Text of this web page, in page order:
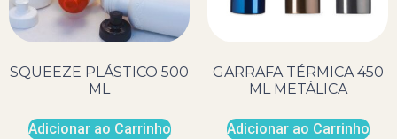
SQUEEZE PLÁSTICO 500
ML
Adicionar ao Carrinho
GARRAFA TÉRMICA 450
ML METÁLICA
Adicionar ao Carrinho